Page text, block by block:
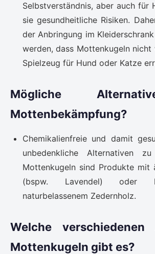
Selbstverständnis, aber auch für
sie gesundheitliche Risiken.
der Anbringung im
werden, dass Mottenkugeln nicht
Spielzeug für Hund oder Katze
Mögliche
Mottenbekämpfung?
Chemikalienfreie und damit
unbedenkliche Alternativen zu
Mottenkugeln sind Produkte mit
(bspw. Lavendel) oder
naturbelassenem Zedernholz.
Welche
Mottenkugeln gibt es?